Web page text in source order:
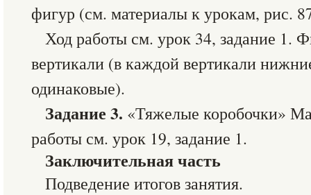
фигур (см. материалы к урокам, рис.
Ход работы см. урок 34, задание 1.
вертикали (в каждой вертикали
одинаковые).
Задание 3. «Тяжелые коробочки»
работы см. урок 19, задание 1.
Заключительная часть
Подведение итогов занятия.